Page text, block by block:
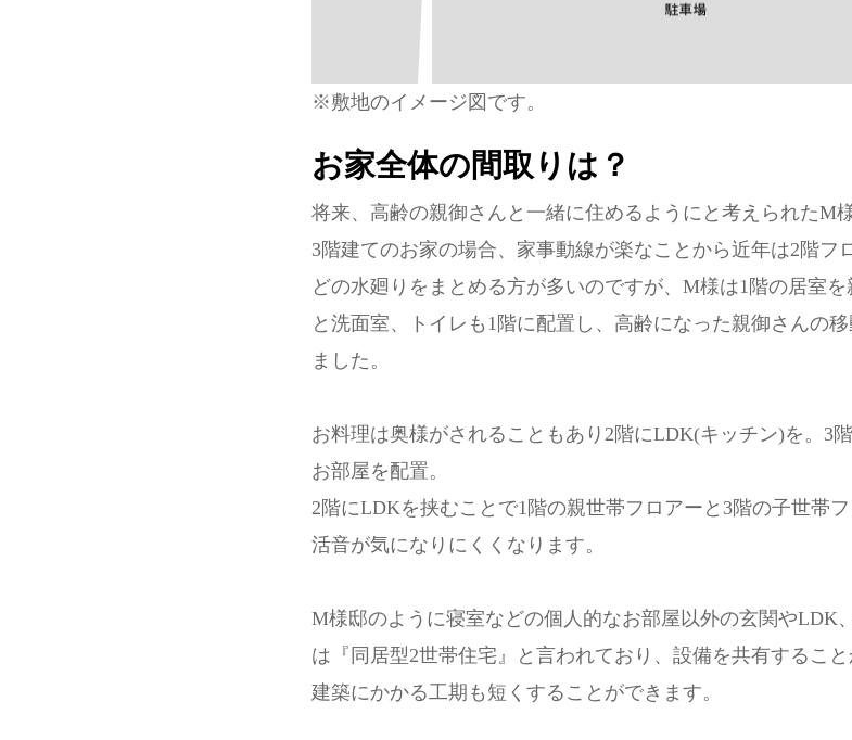
※敷地のイメージ図です。
お家全体の間取りは？
将来、高齢の親御さんと一緒に住めるようにと考えられたM
3階建てのお家の場合、家事動線が楽なことから近年は2階フ
どの水廻りをまとめる方が多いのですが、M様は1階の居室
と洗面室、トイレも1階に配置し、高齢になった親御さんの
ました。
お料理は奥様がされることもあり2階にLDK(キッチン)を。3
お部屋を配置。
2階にLDKを挟むことで1階の親世帯フロアーと3階の子世帯
活音が気になりにくくなります。
M様邸のように寝室などの個人的なお部屋以外の玄関やLDK
は『同居型2世帯住宅』と言われており、設備を共有するこ
建築にかかる工期も短くすることができます。